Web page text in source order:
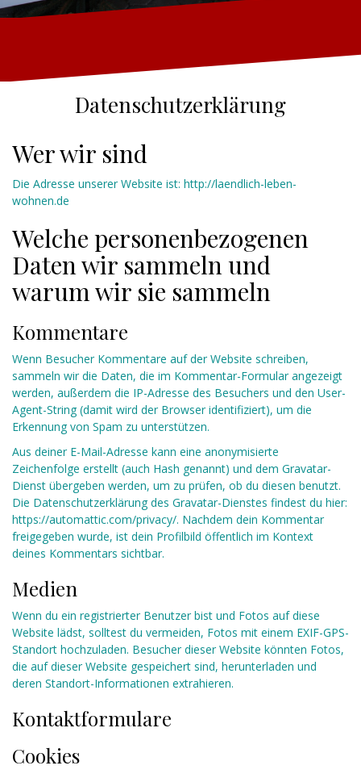
Datenschutzerklärung
Wer wir sind
Die Adresse unserer Website ist: http://laendlich-leben-
wohnen.de
Welche personenbezogenen
Daten wir sammeln und
warum wir sie sammeln
Kommentare
Wenn Besucher Kommentare auf der Website schreiben,
sammeln wir die Daten, die im Kommentar-Formular angezeigt
werden, außerdem die IP-Adresse des Besuchers und den User-
Agent-String (damit wird der Browser identifiziert), um die
Erkennung von Spam zu unterstützen.
Aus deiner E-Mail-Adresse kann eine anonymisierte
Zeichenfolge erstellt (auch Hash genannt) und dem Gravatar-
Dienst übergeben werden, um zu prüfen, ob du diesen benutzt.
Die Datenschutzerklärung des Gravatar-Dienstes findest du hier:
https://automattic.com/privacy/. Nachdem dein Kommentar
freigegeben wurde, ist dein Profilbild öffentlich im Kontext
deines Kommentars sichtbar.
Medien
Wenn du ein registrierter Benutzer bist und Fotos auf diese
Website lädst, solltest du vermeiden, Fotos mit einem EXIF-GPS-
Standort hochzuladen. Besucher dieser Website könnten Fotos,
die auf dieser Website gespeichert sind, herunterladen und
deren Standort-Informationen extrahieren.
Kontaktformulare
Cookies